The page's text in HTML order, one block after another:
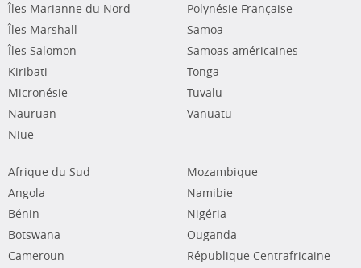
Îles Marianne du Nord
Îles Marshall
Îles Salomon
Kiribati
Micronésie
Nauruan
Niue
Polynésie Française
Samoa
Samoas américaines
Tonga
Tuvalu
Vanuatu
Afrique du Sud
Angola
Bénin
Botswana
Cameroun
Mozambique
Namibie
Nigéria
Ouganda
République Centrafricaine